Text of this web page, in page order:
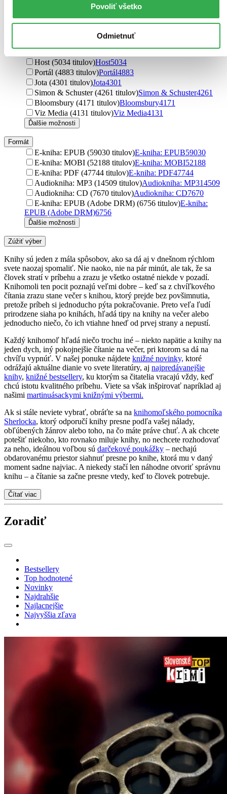
Povoliť všetko
Odmietnuť
Ivo Železný (5581 titulov) Ivo Železný
Alpress (5502 titulov)Alpress5502
Baronet (5383 titulov) Baronet
5383
Host (5034 titulov)Host5034
Portál (4883 titulov)Portál4883
Jota (4301 titulov)Jota4301
Simon & Schuster (4261 titulov)Simon & Schuster4261
Bloomsbury (4171 titulov)Bloomsbury4171
Viz Media (4131 titulov)Viz Media4131
Ďalšie možnosti
Formát
E-kniha: EPUB (59030 titulov)E-kniha: EPUB59030
E-kniha: MOBI (52188 titulov)E-kniha: MOBI52188
E-kniha: PDF (47744 titulov)E-kniha: PDF47744
Audiokniha: MP3 (14509 titulov)Audiokniha: MP314509
Audiokniha: CD (7670 titulov)Audiokniha: CD7670
E-kniha: EPUB (Adobe DRM) (6756 titulov)E-kniha:
EPUB (Adobe DRM)6756
Ďalšie možnosti
Zúžiť výber
Knihy sú jeden z mála spôsobov, ako sa dá aj v dnešnom rýchlom
svete naozaj spomaliť. Nie naoko, nie na pár minút, ale tak, že sa
človek stratí v príbehu a zrazu je všetko ostatné niekde v pozadí.
Knihomoli ten pocit poznajú veľmi dobre – keď sa z chvíľkového
čítania zrazu stane večer s knihou, ktorý prejde bez povšimnutia,
pretože príbeh si jednoducho pýta pokračovanie. Preto veľa ľudí
prirodzene siaha po knihách, hľadá tipy na knihy na večer alebo
jednoducho niečo, čo ich vtiahne hneď od prvej strany a nepustí.
Každý knihomoľ hľadá niečo trochu iné – niekto napätie a knihy na
jeden dych, iný pokojnejšie čítanie na večer, pri ktorom sa dá na
chvíľu vypnúť. V našej ponuke nájdete knižné novinky, ktoré
odrážajú aktuálne dianie vo svete literatúry, aj najpredávanejšie
knihy, knižné bestsellery, ku ktorým sa čitatelia vracajú vždy, keď
chcú istotu kvalitného príbehu. Viete sa však inšpirovať napríklad aj
našimi martinuásackymi knižnými výbermi.
Ak si stále neviete vybrať, obráťte sa na knihomoľského pomocníka
Sherlocka, ktorý odporučí knihy presne podľa vašej nálady,
obľúbených žánrov alebo toho, na čo máte práve chuť. A ak chcete
potešiť niekoho, kto rovnako miluje knihy, no nechcete rozhodovať
za neho, ideálnou voľbou sú darčekové poukážky – nechajú
obdarovanému priestor siahnuť presne po knihe, ktorá mu v daný
moment sadne najviac. A niekedy stačí len náhodne otvoriť správnu
knihu – a čítanie sa začne presne vtedy, keď to človek potrebuje.
Čítať viac
Zoradiť
Bestsellery
Top hodnotené
Novinky
Najdrahšie
Najlacnejšie
Najvyššia zľava